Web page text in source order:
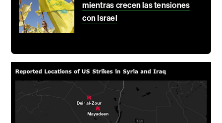
mientras crecen las tensiones
con Israel